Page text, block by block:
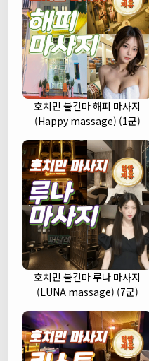
호치민 불건마 해피 마사지
(Happy massage) (1군)
호치민 불건마 루나 마사지
(LUNA massage) (7군)